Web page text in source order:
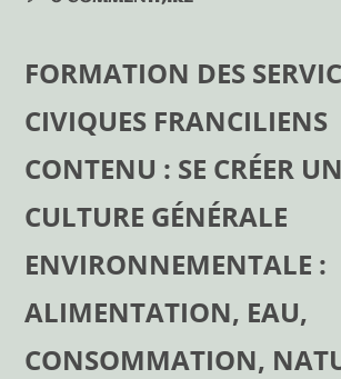
FORMATION DES
CIVIQUES FRANCILIENS
CONTENU : SE CRÉER
CULTURE GÉNÉRALE
ENVIRONNEMENTALE :
ALIMENTATION, EAU,
CONSOMMATION,